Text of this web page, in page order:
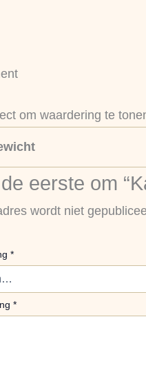
om waardering te
eerste om
wordt niet
*
*